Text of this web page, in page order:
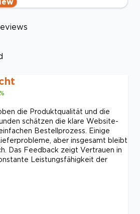
die Produktqualität und die
schätzen die klare Website-
Bestellprozess. Einige
aber insgesamt bleibt
Das Feedback zeigt Vertrauen in
Leistungsfähigkeit der